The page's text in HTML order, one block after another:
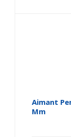
Aimant
Mm